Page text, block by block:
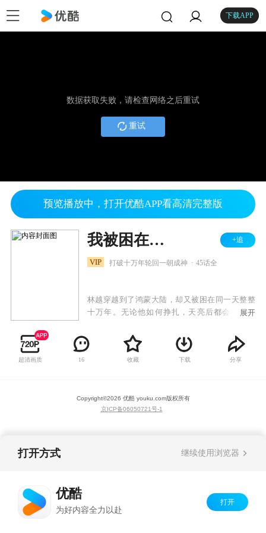
下载APP
数据获取失败，请检查网络之后重试
重试
预览播放中，打开优酷APP看高清完整版
我被困在同一天十万年 +追
VIP 打破十万年轮回一朝成神 45话全
林越穿越到了鸿蒙大陆，却又被困在同一天整整
十万年。无论他如何挣扎，天亮后都会回到昨
数宗门强者的秘密，也渐渐认命自己逃不出轮回
了。然而，就在十万年的最后一天，林越夺走七
业魔皇的未婚妻，砍断太上长老之子的手臂，闯
展开
超清画质 16 收藏 下载 分享
Copyright©2026 优酷 youku.com版权所有
京ICP备06050721号-1
打开方式 继续使用浏览器
优酷
为好内容全力以赴
打开